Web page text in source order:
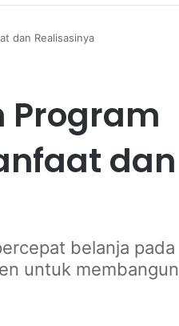
dan Realisasinya
Program
dan
belanja pada
untuk membangun